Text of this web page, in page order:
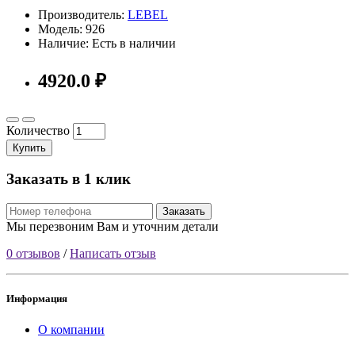
Производитель: LEBEL
Модель: 926
Наличие: Есть в наличии
4920.0 ₽
Количество
Купить
Заказать в 1 клик
Заказать
Мы перезвоним Вам и уточним детали
0 отзывов /Написать отзыв
Информация
О компании